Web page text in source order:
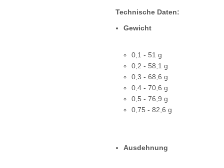
Technische Daten:
Gewicht
0,1 - 51 g
0,2 - 58,1 g
0,3 - 68,6 g
0,4 - 70,6 g
0,5 - 76,9 g
0,75 - 82,6 g
Ausdehnung